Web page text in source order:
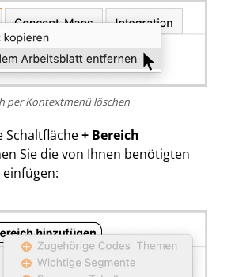
per Kontextmenü löschen
Schaltfläche+ Bereich
Sie die von Ihnen benötigten